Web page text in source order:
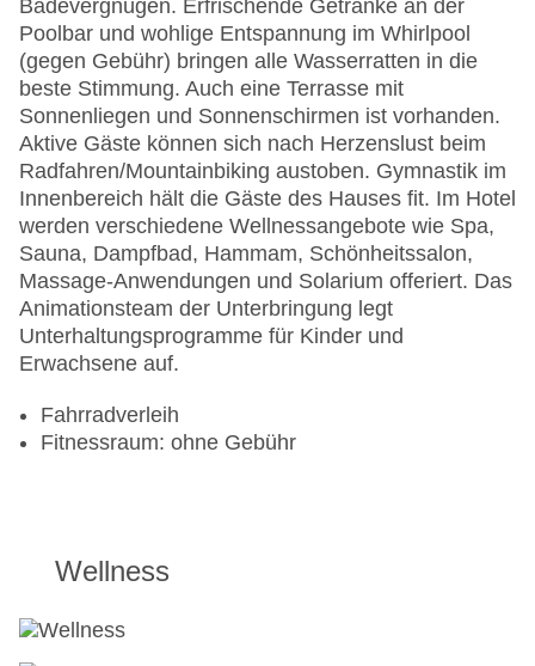
Badevergnügen. Erfrischende Getränke an der
Poolbar und wohlige Entspannung im Whirlpool
(gegen Gebühr) bringen alle Wasserratten in die
beste Stimmung. Auch eine Terrasse mit
Sonnenliegen und Sonnenschirmen ist vorhanden.
Aktive Gäste können sich nach Herzenslust beim
Radfahren/Mountainbiking austoben. Gymnastik im
Innenbereich hält die Gäste des Hauses fit. Im Hotel
werden verschiedene Wellnessangebote wie Spa,
Sauna, Dampfbad, Hammam, Schönheitssalon,
Massage-Anwendungen und Solarium offeriert. Das
Animationsteam der Unterbringung legt
Unterhaltungsprogramme für Kinder und
Erwachsene auf.
Fahrradverleih
Fitnessraum: ohne Gebühr
Wellness